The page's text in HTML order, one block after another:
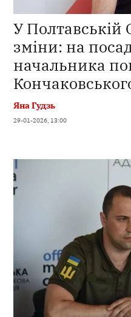
У Полтавській
зміни: на
начальника
Яна Гудзь
29-01-2026, 13:00